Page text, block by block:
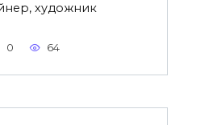
художник
0 64